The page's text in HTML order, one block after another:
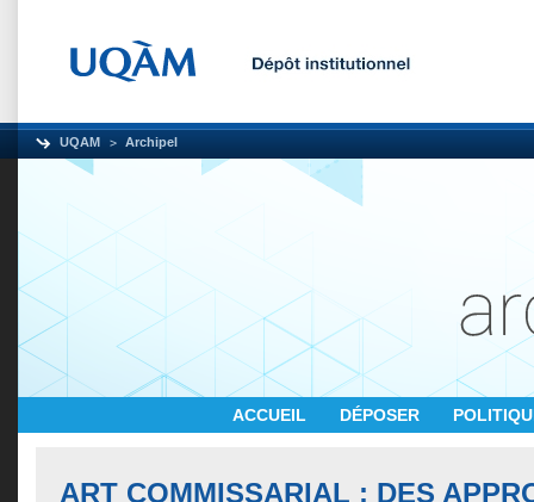
UQAM Archipel
ACCUEIL DÉPOSER
ART COMMISSARIAL : DES